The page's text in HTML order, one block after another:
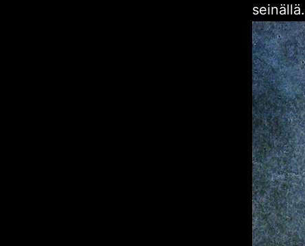
seinällä.